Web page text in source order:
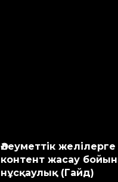
Әлеуметтік
контент жасау
нұсқаулық (Гайд)